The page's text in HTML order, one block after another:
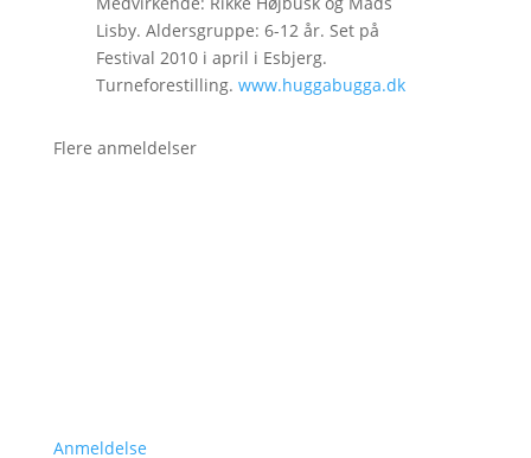
Lisby. Aldersgruppe: 6-12 år. Set på
Festival 2010 i april i Esbjerg.
Turneforestilling. www.huggabugga.dk
Flere anmeldelser
Anmeldelse